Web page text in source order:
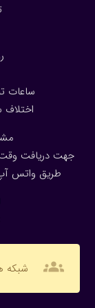
ساعات تماس: 10 شب تا
اختلاف
جهت دریافت وقت
طریق واتس
groups شبکه